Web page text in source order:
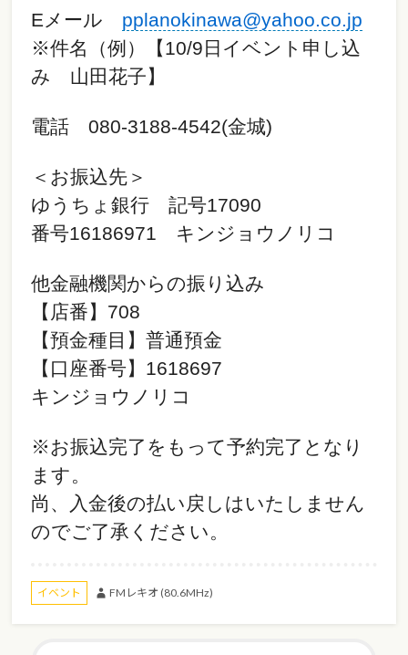
Eメール pplanokinawa@yahoo.co.jp
※件名（例）【10/9日イベント申し込
み 山田花子】
電話 080-3188-4542(金城)
＜お振込先＞
ゆうちょ銀行 記号17090
番号16186971 キンジョウノリコ
他金融機関からの振り込み
【店番】708
【預金種目】普通預金
【口座番号】1618697
キンジョウノリコ
※お振込完了をもって予約完了となり
ます。
尚、入金後の払い戻しはいたしません
のでご了承ください。
イベント FMレキオ (80.6MHz)